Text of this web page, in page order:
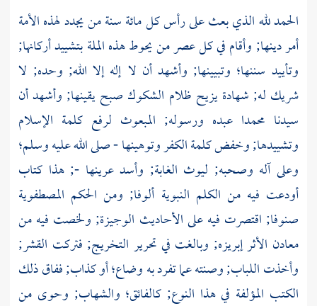
الحمد لله الذي بعث على رأس كل مائة سنة من يجدد لهذه الأمة
أمر دينها; وأقام في كل عصر من يحوط هذه الملة بتشييد أركانها;
وتأييد سننها؛ وتبيينها; وأشهد أن لا إله إلا الله; وحده; لا
شريك له; شهادة يزيح ظلام الشكوك صبح يقينها; وأشهد أن
سيدنا محمداعبده ورسوله; المبعوث لرفع كلمة الإسلام
وتشييدها; وخفض كلمة الكفر وتوهينها - صلى الله عليه وسلم؛
وعلى آله وصحبه; ليوث الغابة; وأسد عرينها -; هذا كتاب
أودعت فيه من الكلم النبوية ألوفا; ومن الحكم المصطفوية
صنوفا; اقتصرت فيه على الأحاديث الوجيزة; ولخصت فيه من
معادن الأثر إبريزه; وبالغت في تحرير التخريج; فتركت القشر;
وأخذت اللباب; وصنته عما تفرد به وضاع؛ أو كذاب; ففاق ذلك
الكتب المؤلفة في هذا النوع; كالفائق؛ والشهاب; وحوى من